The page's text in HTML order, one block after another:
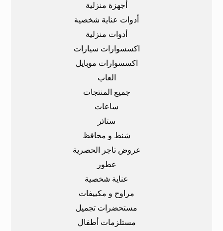
أجهزة منزلية
أدوات عناية شخصية
أدوات منزلية
اكسسوارات سيارات
اكسسوارات موبايل
العاب
جميع المنتجات
ساعات
ستائر
شنط و محافظ
عروض تاجر الحصرية
عطور
عناية شخصية
مراوح و مكييفات
مستحضرات تجميل
مستلزمات أطفال